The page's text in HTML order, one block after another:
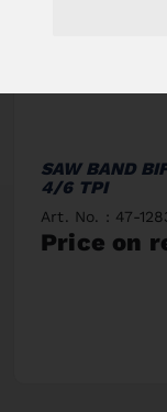
SAW BAND
4/6 TPI
Art. No. : 47-
Price on